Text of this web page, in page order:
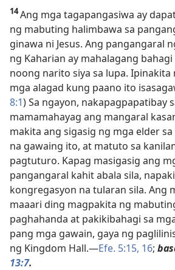
14Ang mga tagapangasiwa ay
ng mabuting halimbawa sa
ginawa ni Jesus. Ang pangangaral
ng Kaharian ay mahalagang bahagi
noong narito siya sa lupa. Ipinakita
mga alagad kung paano ito
8:1) Sa ngayon, nakapagpapatibay
mamamahayag ang mangaral
makita ang sigasig ng mga elder
na gawaing ito, at matuto sa
pagtuturo. Kapag masigasig ang
pangangaral kahit abala sila,
kongregasyon na tularan sila. Ang
maaari ding magpakita ng
paghahanda at pakikibahagi sa
pang mga gawain, gaya ng
ng Kingdom Hall.—Efe. 5:15, 16;
13:7.